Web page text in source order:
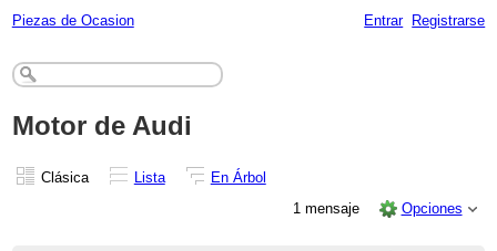
Piezas de Ocasion Entrar Registrarse
Motor de Audi
Clásica Lista
En Árbol
1 mensaje
Opciones